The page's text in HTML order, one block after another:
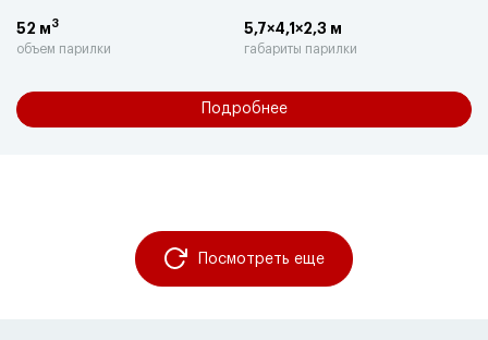
52 м3
объем парилки
5,7×4,1×2,3 м
габариты парилки
Подробнее
Посмотреть еще